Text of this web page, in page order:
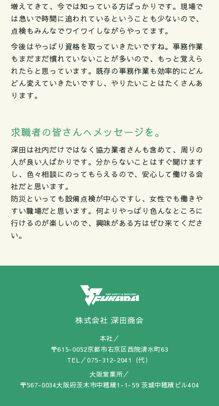
増えてきて、今では知っている方ばっかりです。現場で
は急いで時間に追われているということも少ないので、
点検もみんなでワイワイしながらやってます。
今後はやっぱり資格を取っていきたいですね。事務作業
もまだまだ慣れていないことが多いので、もっと覚えら
れたらと思っています。既存の事務作業も効率的にどん
どん変えていきたいですし、やりたいことはたくさんあ
ります。
求職者の皆さんへメッセージを。
深田は社内だけではなく協力業者さんも含めて、周りの
人が良い人ばかりです。分からないことはすぐ聞けます
し、色々相談にのってもらえるので、安心して働ける会
社だと思います。
防災といっても設備点検が中心ですし、女性でも働きや
すい職場だと思います。何よりやっぱり色んなところに
行けるのが楽しいので、興味がある方はぜひ来てくださ
い。
株式会社 深田商会
本社／
〒615-0052京都市右京区西院清水町63
TEL／075-312-2041（代）
大阪営業所／
〒567-0034大阪府茨木市中穂積1-1-59 茨城中穂積ビル404